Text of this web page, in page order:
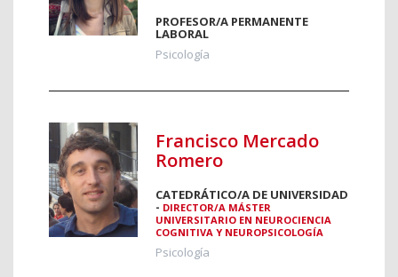
PROFESOR/A PERMANENTE
LABORAL
Psicología
Francisco Mercado
Romero
CATEDRÁTICO/A DE UNIVERSIDAD
- DIRECTOR/A MÁSTER
UNIVERSITARIO EN NEUROCIENCIA
COGNITIVA Y NEUROPSICOLOGÍA
Psicología